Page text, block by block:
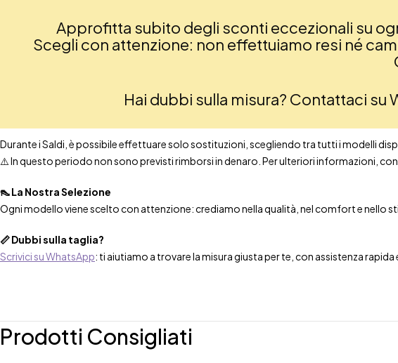
Approfitta subito degli sconti eccezionali su
Scegli con attenzione: non effettuiamo resi né
Hai dubbi sulla misura? Contattaci su
Durante i Saldi, è possibile effettuare solo sostituzioni, scegliendo tra tutti i modelli
⚠️ In questo periodo non sono previsti rimborsi in denaro. Per ulteriori informazioni,
👠 La Nostra Selezione
Ogni modello viene scelto con attenzione: crediamo nella qualità, nel comfort e nello
📏 Dubbi sulla taglia?
Scrivici su WhatsApp: ti aiutiamo a trovare la misura giusta per te, con assistenza rapida
Prodotti Consigliati